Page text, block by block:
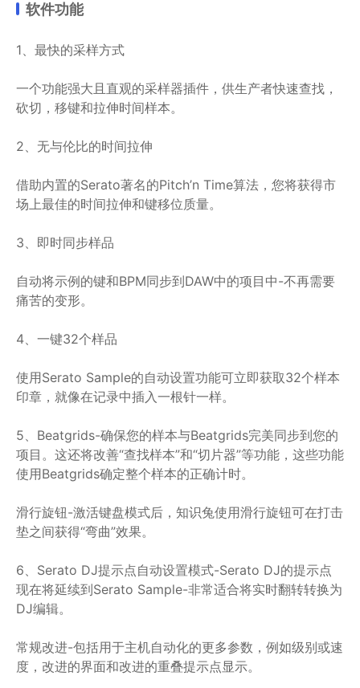
软件功能
1、最快的采样方式
一个功能强大且直观的采样器插件，供生产者快速查找，
砍切，移键和拉伸时间样本。
2、无与伦比的时间拉伸
借助内置的Serato著名的Pitch’n Time算法，您将获得市
场上最佳的时间拉伸和键移位质量。
3、即时同步样品
自动将示例的键和BPM同步到DAW中的项目中-不再需要
痛苦的变形。
4、一键32个样品
使用Serato Sample的自动设置功能可立即获取32个样本
印章，就像在记录中插入一根针一样。
5、Beatgrids-确保您的样本与Beatgrids完美同步到您的
项目。这还将改善“查找样本”和“切片器”等功能，这些功能
使用Beatgrids确定整个样本的正确计时。
滑行旋钮-激活键盘模式后，知识兔使用滑行旋钮可在打击
垫之间获得“弯曲”效果。
6、Serato DJ提示点自动设置模式-Serato DJ的提示点
现在将延续到Serato Sample-非常适合将实时翻转转换为
DJ编辑。
常规改进-包括用于主机自动化的更多参数，例如级别或速
度，改进的界面和改进的重叠提示点显示。